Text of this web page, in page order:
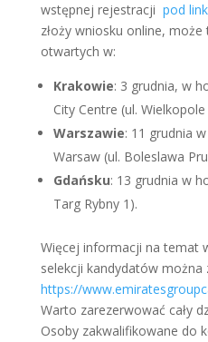
wstępnej rejestracji pod
złoży wniosku online,
otwartych w:
Krakowie: 3 grudnia, w
City Centre (ul. Wielkopole
Warszawie: 11 grudnia
Warsaw (ul. Boleslawa
Gdańsku: 13 grudnia w
Targ Rybny 1).
Więcej informacji na temat
selekcji kandydatów można
https://
Warto zarezerwować cały
Osoby zakwalifikowane do